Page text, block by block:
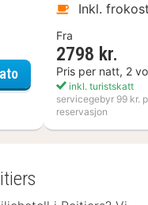
Kosta Boda Art Hotel
Inkl.
Fra
2798 kr.
Pris per natt, 2
inkl. turistskatt
servicegebyr 99 kr.
reservasjon